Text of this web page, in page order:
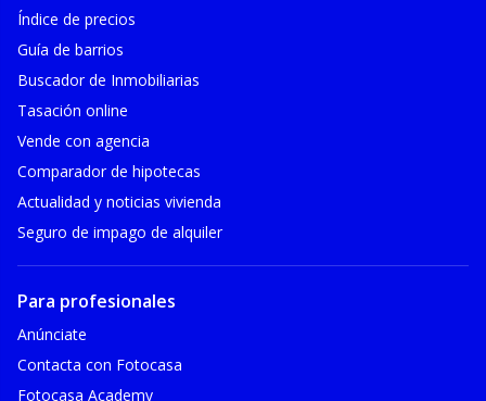
Índice de precios
Guía de barrios
Buscador de Inmobiliarias
Tasación online
Vende con agencia
Comparador de hipotecas
Actualidad y noticias vivienda
Seguro de impago de alquiler
Para profesionales
Anúnciate
Contacta con Fotocasa
Fotocasa Academy